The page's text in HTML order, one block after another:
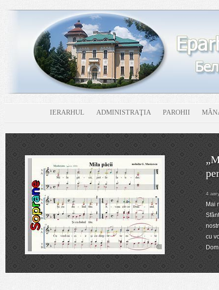
IERARHUL ADMINISTRAŢIA PAROHII
4
Mai
cu